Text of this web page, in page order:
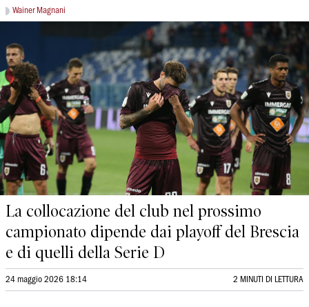
Wainer Magnani
La collocazione del club nel prossimo
campionato dipende dai playoff del Brescia
e di quelli della Serie D
24 maggio 2026 18:14 2 MINUTI DI LETTURA